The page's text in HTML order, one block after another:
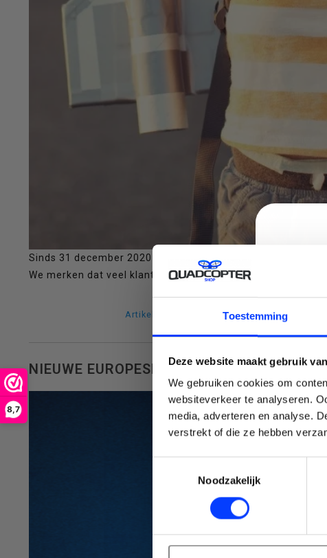
Toestemming
Deze website maakt gebruik
We gebruiken cookies om
websiteverkeer te analyseren.
media, adverteren en analyse.
verstrekt of die ze hebben
Noodzakelijk
8,7
resultaat
Sinds 31 december 2020 is het noodzakelijk om een drone
We merken dat veel klanten van ons hier moeite mee
Artikel verder lezen »
NIEUWE EUROPESE DRONE REGELGEVING
Email